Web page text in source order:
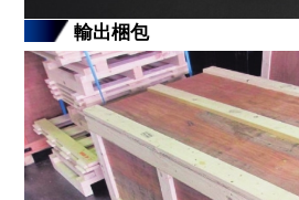
輸出梱包